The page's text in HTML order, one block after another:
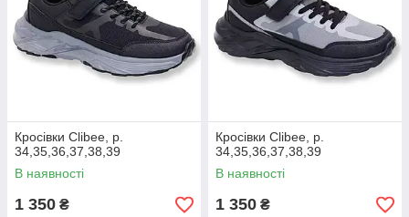
Кросівки Clibee, р.
34,35,36,37,38,39
В наявності
1 350 ₴
Кросівки Clibee, р.
34,35,36,37,38,39
В наявності
1 350 ₴